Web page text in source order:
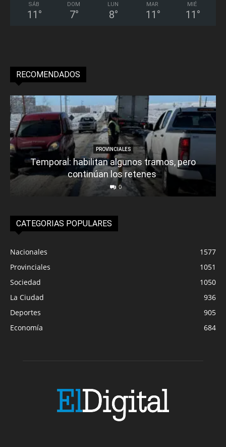
SÁB
11 °
DOM
7°
LUN
8°
MAR
11 °
MIÉ
11 °
RECOMENDADOS
PROVINCIALES
Temporal: habilitan algunos tramos, pero
continúan los retenes
0
CATEGORIAS POPULARES
Nacionales
1577
Provinciales
1051
Sociedad
1050
La Ciudad
936
Deportes
905
Economía
684